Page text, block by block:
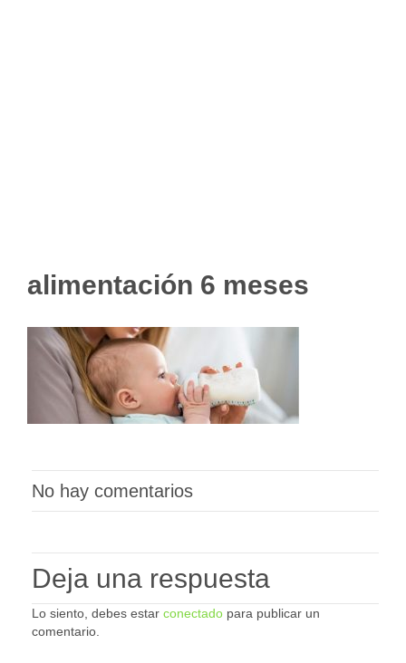
alimentación 6 meses
No hay comentarios
Deja una respuesta
Lo siento, debes estar conectado para publicar un
comentario.